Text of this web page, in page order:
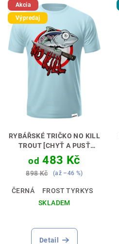
Akcia
Výpredaj
RYBÁŘSKÉ TRIČKO NO KILL
TROUT [CHYŤ A PUSŤ
PSTRUH]RYBOLOV S
RESPEKTEM 🎣🤝
od 483 Kč
898 Kč (až –46 %)
ČERNÁ
FROST TYRKYS
SKLADEM
Detail